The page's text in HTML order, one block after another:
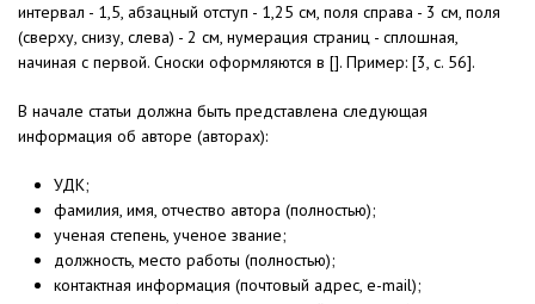
интервал - 1,5, абзацный отступ - 1,25 см, поля справа - 3 см, поля
(сверху, снизу, слева) - 2 см, нумерация страниц - сплошная,
начиная с первой. Сноски оформляются в []. Пример: [3, c. 56].
В начале статьи должна быть представлена следующая
информация об авторе (авторах):
УДК;
фамилия, имя, отчество автора (полностью);
ученая степень, ученое звание;
должность, место работы (полностью);
контактная информация (почтовый адрес, e-mail);